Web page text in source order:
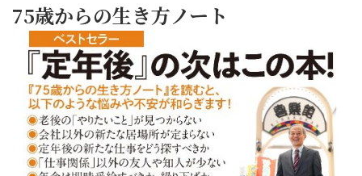
75歳からの生き方ノート